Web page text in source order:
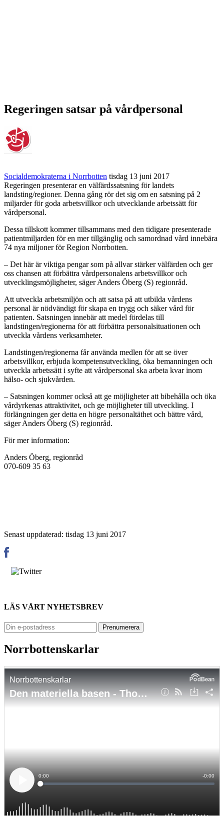
Regeringen satsar på vårdpersonal
Socialdemokraterna i Norrbotten tisdag 13 juni 2017
Regeringen presenterar en välfärdssatsning för landets
landsting/regioner. Denna gång rör det sig om en satsning på 2
miljarder för goda arbetsvillkor och utvecklande arbetssätt för
vårdpersonal.
Dessa tillskott kommer tillsammans med den tidigare presenterade
patientmiljarden för en mer tillgänglig och samordnad vård innebära
74 nya miljoner för Region Norrbotten.
– Det här är viktiga pengar som på allvar stärker välfärden och ger
oss chansen att förbättra vårdpersonalens arbetsvillkor och
utvecklingsmöjligheter, säger Anders Öberg (S) regionråd.
Att utveckla arbetsmiljön och att satsa på att utbilda vårdens
personal är nödvändigt för skapa en trygg och säker vård för
patienten. Satsningen innebär att medel fördelas till
landstingen/regionerna för att förbättra personalsituationen och
utveckla vårdens verksamheter.
Landstingen/regionerna får använda medlen för att se över
arbetsvillkor, erbjuda kompetensutveckling, öka bemanningen och
utveckla arbetssätt i syfte att vårdpersonal ska arbeta kvar inom
hälso- och sjukvården.
– Satsningen kommer också att ge möjligheter att bibehålla och öka
vårdyrkenas attraktivitet, och ge möjligheter till utveckling. I
förlängningen ger detta en högre personaltäthet och bättre vård,
säger Anders Öberg (S) regionråd.
För mer information:
Anders Öberg, regionråd
070-609 35 63
Senast uppdaterad: tisdag 13 juni 2017
LÄS VÅRT NYHETSBREV
Norrbottenskarlar